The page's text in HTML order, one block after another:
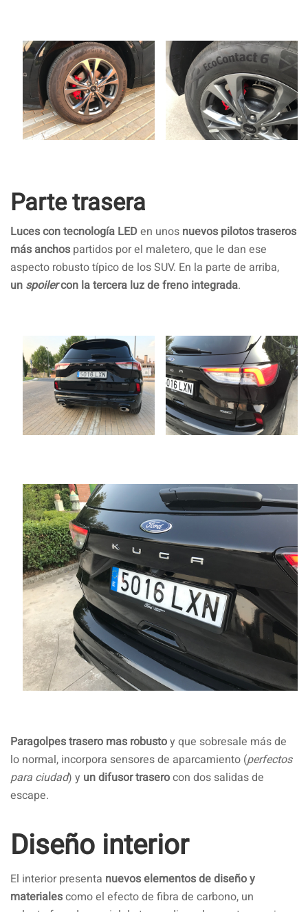
Parte trasera
Luces con tecnología LEDen unos nuevos pilotos traseros
más anchos partidos por el maletero, que le dan ese
aspecto robusto típico de los SUV. En la parte de arriba,
un spoilercon la tercera luz de freno integrada.
Paragolpes trasero mas robustoy que sobresale más de
lo normal, incorpora sensores de aparcamiento (perfectos
para ciudad) y un difusor traserocon dos salidas de
escape.
Diseño interior
El interior presenta nuevos elementos de diseño y
materialescomo el efecto de fibra de carbono, un